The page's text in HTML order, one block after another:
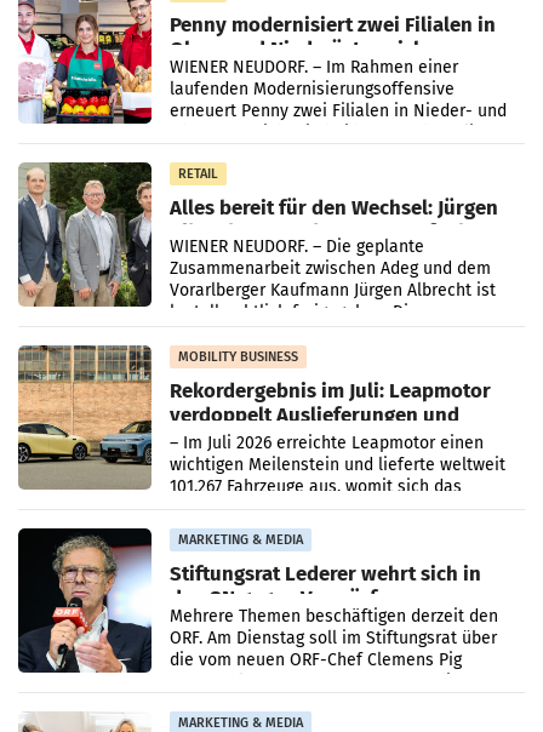
Penny modernisiert zwei Filialen in
Ober- und Niederösterreich
WIENER NEUDORF. – Im Rahmen einer
laufenden Modernisierungsoffensive
erneuert Penny zwei Filialen in Nieder- und
RETAIL
Alles bereit für den Wechsel: Jürgen
Albrecht setzt ab 1.1.2027 auf Adeg
WIENER NEUDORF. – Die geplante
Zusammenarbeit zwischen Adeg und dem
Vorarlberger Kaufmann Jürgen Albrecht ist
kartellrechtlich freigegeben: Die
Bundeswettbewerbsbehörde und der
Bundeskartellanwalt
MOBILITY BUSINESS
Rekordergebnis im Juli: Leapmotor
verdoppelt Auslieferungen und
überschreitet die 100.000er-Marke
– Im Juli 2026 erreichte Leapmotor einen
wichtigen Meilenstein und lieferte weltweit
101.267 Fahrzeuge aus, womit sich das
Ergebnis gegenüber Juli 2025 mehr als
verdoppelte (+102
MARKETING & MEDIA
Stiftungsrat Lederer wehrt sich in
den SN gegen Vorwürfe
Mehrere Themen beschäftigen derzeit den
ORF. Am Dienstag soll im Stiftungsrat über
die vom neuen ORF-Chef Clemens Pig
MARKETING & MEDIA